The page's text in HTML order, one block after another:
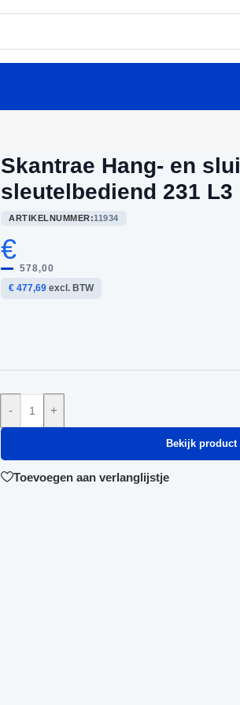
Skantrae Hang- en
sleutelbediend 231 L3
ARTIKELNUMMER:11934
€
578,00
€ 477,69 excl. BTW
- +
Bekijk product
Toevoegen aan verlanglijstje